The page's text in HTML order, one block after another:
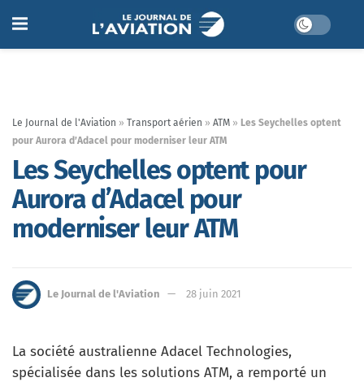
Le Journal de l'Aviation » Transport aérien » ATM » Les Seychelles optent
pour Aurora d’Adacel pour moderniser leur ATM
Les Seychelles optent pour
Aurora d’Adacel pour
moderniser leur ATM
Le Journal de l'Aviation 28 juin 2021
La société australienne Adacel Technologies,
spécialisée dans les solutions ATM, a remporté un